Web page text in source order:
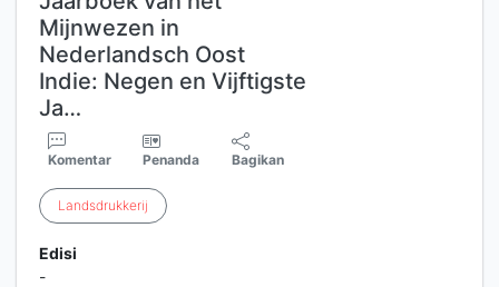
Mijnwezen in
Nederlandsch Oost
Indie: Negen en Vijftigste
Ja…
Komentar Penanda Bagikan
Landsdrukkerij
Edisi
-